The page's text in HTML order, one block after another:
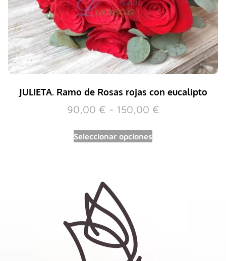
JULIETA. Ramo de Rosas rojas con eucalipto
90,00 € - 150,00 €
Seleccionar opciones